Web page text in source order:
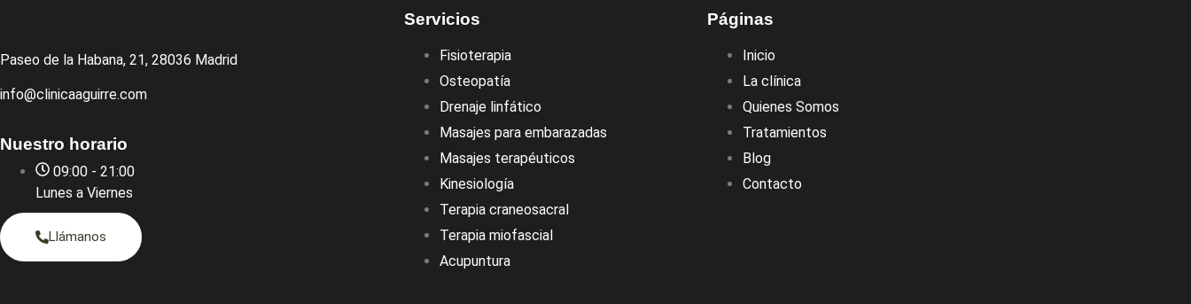
Paseo de la Habana, 21, 28036 Madrid
info@clinicaaguirre.com
Nuestro horario
09:00 - 21:00
Lunes a Viernes
Llámanos
Servicios
Fisioterapia
Osteopatía
Drenaje linfático
Masajes para embarazadas
Masajes terapéuticos
Kinesiología
Terapia craneosacral
Terapia miofascial
Acupuntura
Páginas
Inicio
La clínica
Quienes Somos
Tratamientos
Blog
Contacto